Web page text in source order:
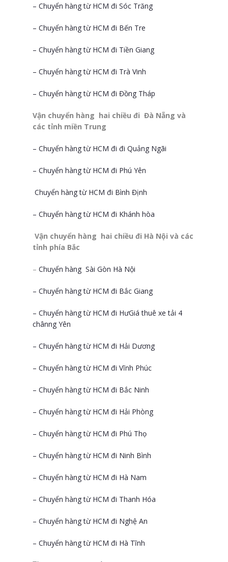
– Chuyển hàng từ HCM đi Sóc Trăng
– Chuyển hàng từ HCM đi Bến Tre
– Chuyển hàng từ HCM đi Tiền Giang
– Chuyển hàng từ HCM đi Trà Vinh
– Chuyển hàng từ HCM đi Đồng Tháp
Vận chuyển hàng hai chiều đi Đà Nẵng và
các tỉnh miền Trung
– Chuyển hàng từ HCM đi đi Quảng Ngãi
– Chuyển hàng từ HCM đi Phú Yên
Chuyển hàng từ HCM đi Bình Định
– Chuyển hàng từ HCM đi Khánh hòa
Vận chuyển hàng hai chiều đi Hà Nội và các
tỉnh phía Bắc
– Chuyển hàng Sài Gòn Hà Nội
– Chuyển hàng từ HCM đi Bắc Giang
– Chuyển hàng từ HCM đi HưGiá thuê xe tải 4
chânng Yên
– Chuyển hàng từ HCM đi Hải Dương
– Chuyển hàng từ HCM đi Vĩnh Phúc
– Chuyển hàng từ HCM đi Bắc Ninh
– Chuyển hàng từ HCM đi Hải Phòng
– Chuyển hàng từ HCM đi Phú Thọ
– Chuyển hàng từ HCM đi Ninh Bình
– Chuyển hàng từ HCM đi Hà Nam
– Chuyển hàng từ HCM đi Thanh Hóa
– Chuyển hàng từ HCM đi Nghệ An
– Chuyển hàng từ HCM đi Hà Tĩnh